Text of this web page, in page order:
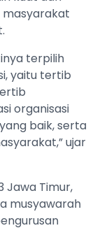
terpilih
yaitu tertib
organisasi
baik, serta
ujar
Jawa Timur,
musyawarah